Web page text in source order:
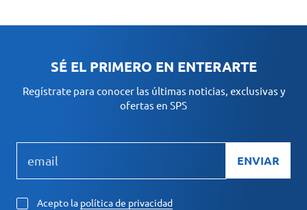
SÉ EL PRIMERO EN ENTERARTE
Regístrate para conocer las últimas noticias, exclusivas y
ofertas en SPS
Acepto la política de privacidad